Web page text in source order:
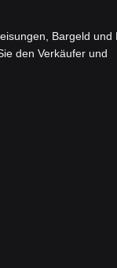
Bargeld und
den Verkäufer und